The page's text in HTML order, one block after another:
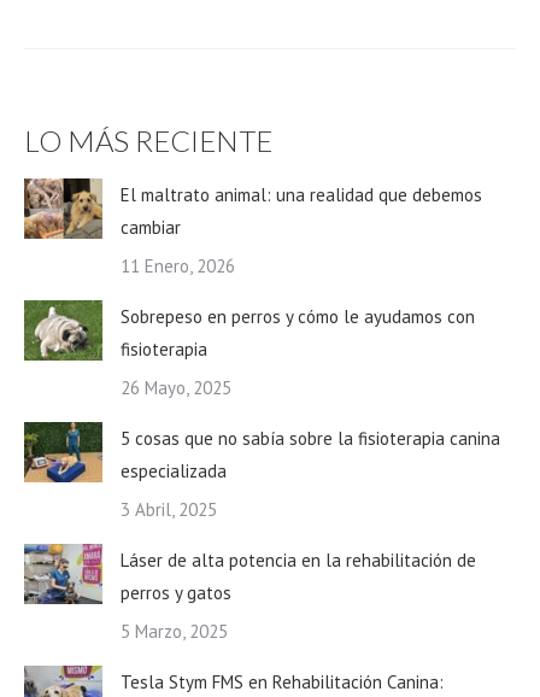
LO MÁS RECIENTE
El maltrato animal: una realidad que debemos
cambiar
11 Enero, 2026
Sobrepeso en perros y cómo le ayudamos con
fisioterapia
26 Mayo, 2025
5 cosas que no sabía sobre la fisioterapia canina
especializada
3 Abril, 2025
Láser de alta potencia en la rehabilitación de
perros y gatos
5 Marzo, 2025
Tesla Stym FMS en Rehabilitación Canina: